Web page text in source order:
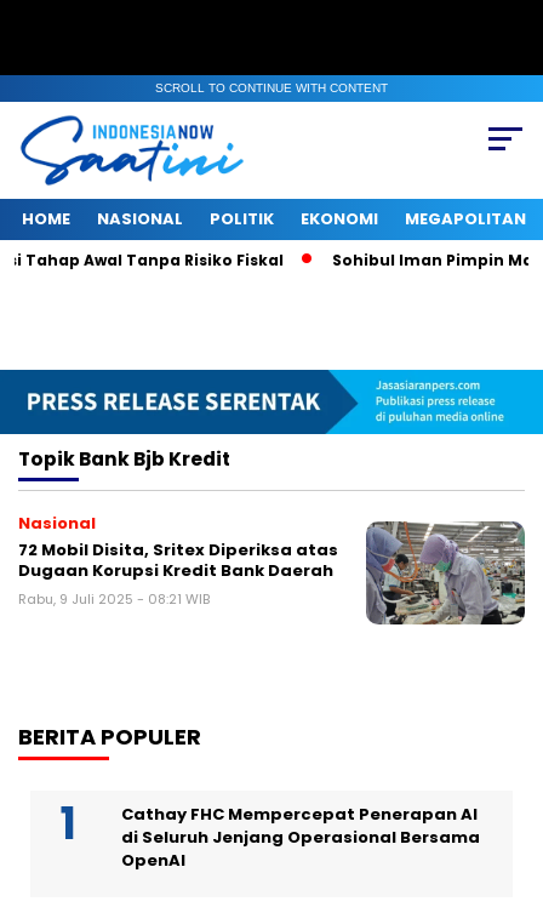
SCROLL TO CONTINUE WITH CONTENT
HOME NASIONAL POLITIK EKONOMI MEGAPOLITAN
Awal Tanpa Risiko Fiskal Sohibul Iman Pimpin
TopikBank Bjb Kredit
Nasional
72 Mobil Disita, Sritex Diperiksa atas
Dugaan Korupsi Kredit Bank Daerah
Rabu, 9 Juli 2025 - 08:21 WIB
BERITA POPULER
Cathay FHC Mempercepat Penerapan AI
di Seluruh Jenjang Operasional Bersama
OpenAI